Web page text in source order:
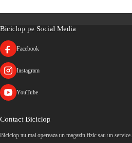
Biciclop pe Social Media
Facebook
Instagram
YouTube
Contact Biciclop
Biciclop nu mai opereaza un magazin fizic sau un service.